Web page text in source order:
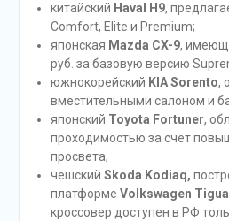
китайский Haval H9,
Comfort, Elite и Premium;
японская Mazda CX-9,
руб. за базовую версию
южнокорейский KIA Sorento,
вместительными салоном и
японский Toyota Fortuner,
проходимостью за счет
просвета;
чешский Skoda Kodiaq,
платформе Volkswagen
кроссовер доступен в РФ